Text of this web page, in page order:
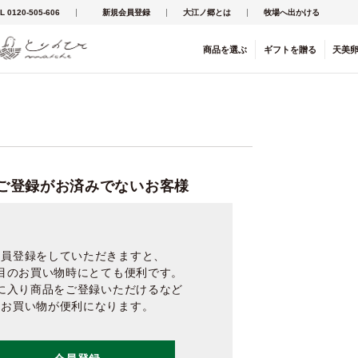
0120-505-606 新規会員登録 大江ノ郷とは 牧場へ出かける
商品を選ぶ ギフト を贈る 天美
登録がお済みでないお客様
登録をしていただきますと、
のお買い物時にとても便利です。
入り商品をご登録いただけるなど
お買い物が便利になります。